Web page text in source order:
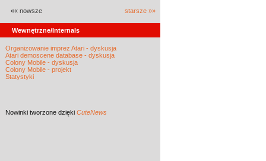
«« nowsze starsze »»
Wewnętrzne/Internals
Organizowanie imprez Atari - dyskusja
Atari demoscene database - dyskusja
Colony Mobile - dyskusja
Colony Mobile - projekt
Statystyki
Nowinki tworzone dzięki CuteNews